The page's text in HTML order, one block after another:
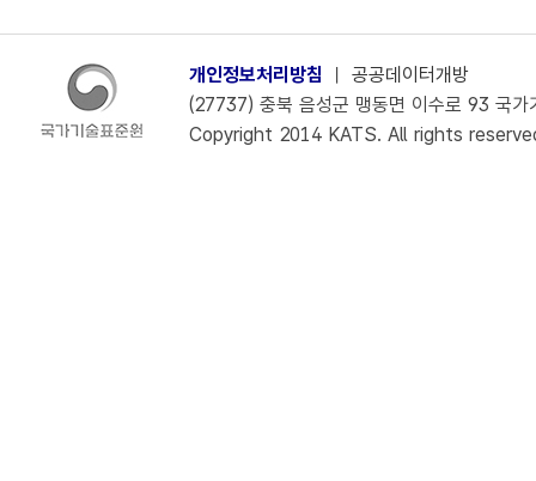
개인정보처리방침 ㅣ 공공데이터개방
(27737) 충북 음성군 맹동면 이수로 93 국
Copyright 2014 KATS. All rights